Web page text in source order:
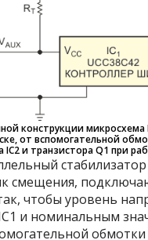
конструкции
от вспомогательной
IC2и транзистора Q1при
смещения,
чтобы уровень
1 и номинальным